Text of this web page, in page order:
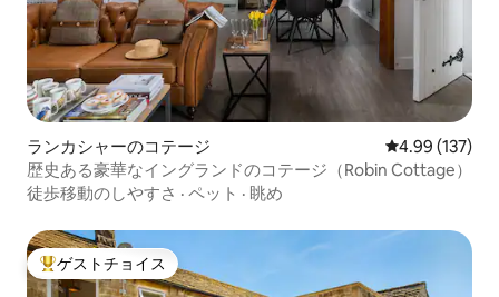
ランカシャーのコテージ レビュー137
4.99 (137)
歴史ある豪華なイングランドのコテージ（Robin Cottage）
徒歩移動のしやすさ · ペット · 眺め
大好評のゲストチョイスです。
ゲストチョイス